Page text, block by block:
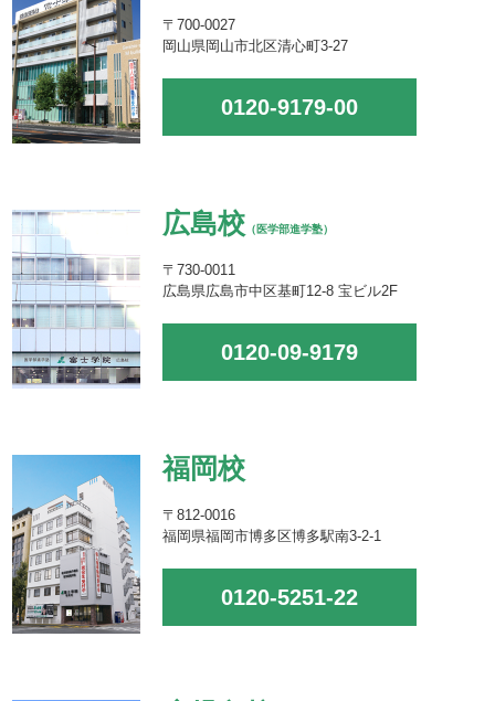
〒700-0027
岡山県岡山市北区清心町3-27
0120-9179-00
広島校 （医学部進学塾）
〒730-0011
広島県広島市中区基町12-8 宝ビル2F
0120-09-9179
福岡校
〒812-0016
福岡県福岡市博多区博多駅南3-2-1
0120-5251-22